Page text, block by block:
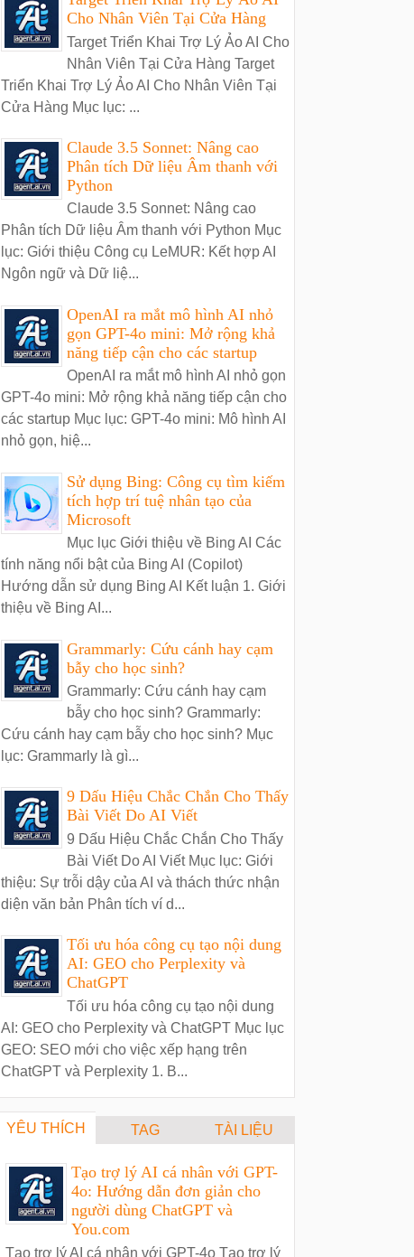
Cho Nhân Viên Tại Cửa Hàng
Target Triển Khai Trợ Lý Ảo AI Cho
Nhân Viên Tại Cửa Hàng Target
Triển Khai Trợ Lý Ảo AI Cho Nhân Viên Tại
Cửa Hàng Mục lục: ...
Claude 3.5 Sonnet: Nâng cao
Phân tích Dữ liệu Âm thanh với
Python
Claude 3.5 Sonnet: Nâng cao
Phân tích Dữ liệu Âm thanh với Python Mục
lục: Giới thiệu Công cụ LeMUR: Kết hợp AI
Ngôn ngữ và Dữ liệ...
OpenAI ra mắt mô hình AI nhỏ
gọn GPT-4o mini: Mở rộng khả
năng tiếp cận cho các startup
OpenAI ra mắt mô hình AI nhỏ gọn
GPT-4o mini: Mở rộng khả năng tiếp cận cho
các startup Mục lục: GPT-4o mini: Mô hình AI
nhỏ gọn, hiệ...
Sử dụng Bing: Công cụ tìm kiếm
tích hợp trí tuệ nhân tạo của
Microsoft
Mục lục Giới thiệu về Bing AI Các
tính năng nổi bật của Bing AI (Copilot)
Hướng dẫn sử dụng Bing AI Kết luận 1. Giới
thiệu về Bing AI...
Grammarly: Cứu cánh hay cạm
bẫy cho học sinh?
Grammarly: Cứu cánh hay cạm
bẫy cho học sinh? Grammarly:
Cứu cánh hay cạm bẫy cho học sinh? Mục
lục: Grammarly là gì...
9 Dấu Hiệu Chắc Chắn Cho Thấy
Bài Viết Do AI Viết
9 Dấu Hiệu Chắc Chắn Cho Thấy
Bài Viết Do AI Viết Mục lục: Giới
thiệu: Sự trỗi dậy của AI và thách thức nhận
diện văn bản Phân tích ví d...
Tối ưu hóa công cụ tạo nội dung
AI: GEO cho Perplexity và
ChatGPT
Tối ưu hóa công cụ tạo nội dung
AI: GEO cho Perplexity và ChatGPT Mục lục
GEO: SEO mới cho việc xếp hạng trên
ChatGPT và Perplexity 1. B...
YÊU THÍCH TAG TÀI LIỆU
Tạo trợ lý AI cá nhân với GPT-
4o: Hướng dẫn đơn giản cho
người dùng ChatGPT và
You.com
Tạo trợ lý AI cá nhân với GPT-4o Tạo trợ lý